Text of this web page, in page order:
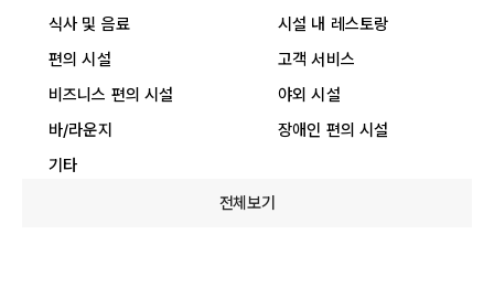
식사 및 음료
시설 내 레스토랑
편의 시설
고객 서비스
비즈니스 편의 시설
야외 시설
바/라운지
장애인 편의 시설
기타
전체보기